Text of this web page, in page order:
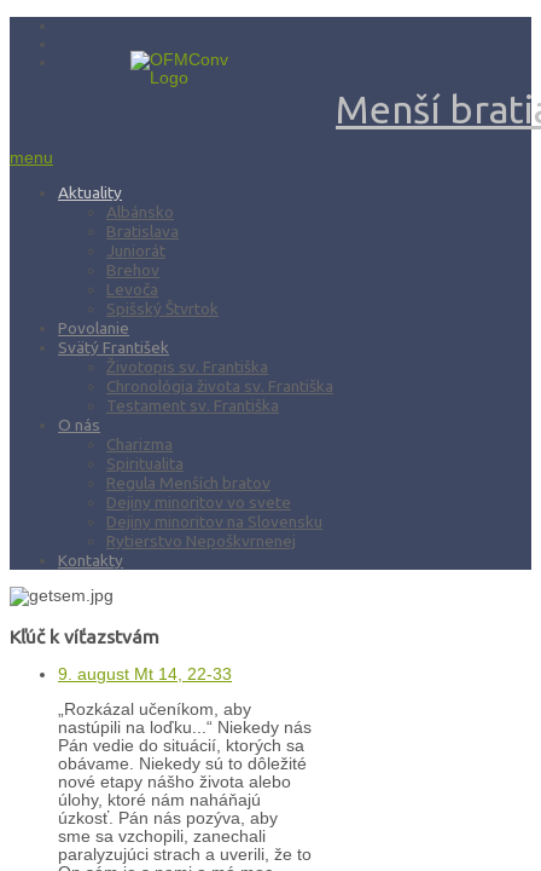
Menší
menu
Aktuality
Albánsko
Bratislava
Juniorát
Brehov
Levoča
Spišský Štvrtok
Povolanie
Svätý František
Životopis sv. Františka
Chronológia života sv. Františka
Testament sv. Františka
O nás
Charizma
Spiritualita
Regula Menších bratov
Dejiny minoritov vo svete
Dejiny minoritov na Slovensku
Rytierstvo Nepoškvrnenej
Kontakty
Kľúč k víťazstvám
9. august Mt 14, 22-33
„Rozkázal učeníkom, aby
nastúpili na loďku...“ Niekedy nás
Pán vedie do situácií, ktorých sa
obávame. Niekedy sú to dôležité
nové etapy nášho života alebo
úlohy, ktoré nám naháňajú
úzkosť. Pán nás pozýva, aby
sme sa vzchopili, zanechali
paralyzujúci strach a uverili, že to